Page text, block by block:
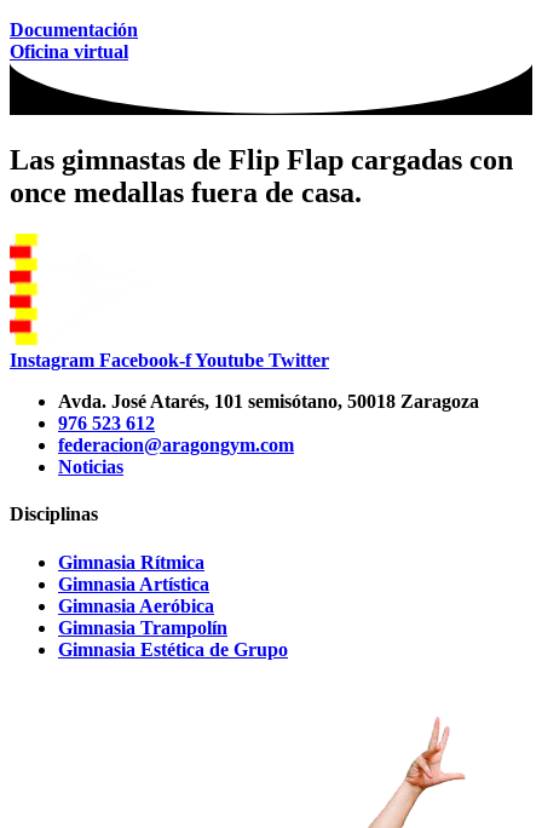
Documentación
Oficina virtual
Las gimnastas de Flip Flap cargadas con
once medallas fuera de casa.
Instagram Facebook-fYoutube Twitter
Avda. José Atarés, 101 semisótano, 50018 Zaragoza
976 523 612
federacion@aragongym.com
Noticias
Disciplinas
Gimnasia Rítmica
Gimnasia Artística
Gimnasia Aeróbica
Gimnasia Trampolín
Gimnasia Estética de Grupo